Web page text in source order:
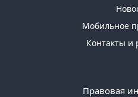
Мобильное
Контакты и
Правовая